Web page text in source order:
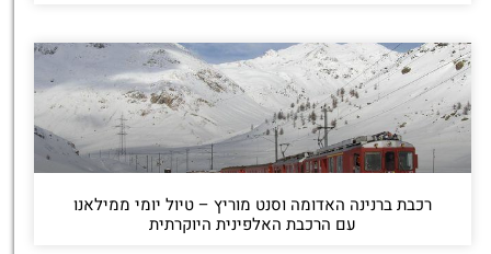
רכבת ברנינה האדומה וסנט מוריץ – טיול יומי ממילאנו
עם הרכבת האלפינית היוקרתית